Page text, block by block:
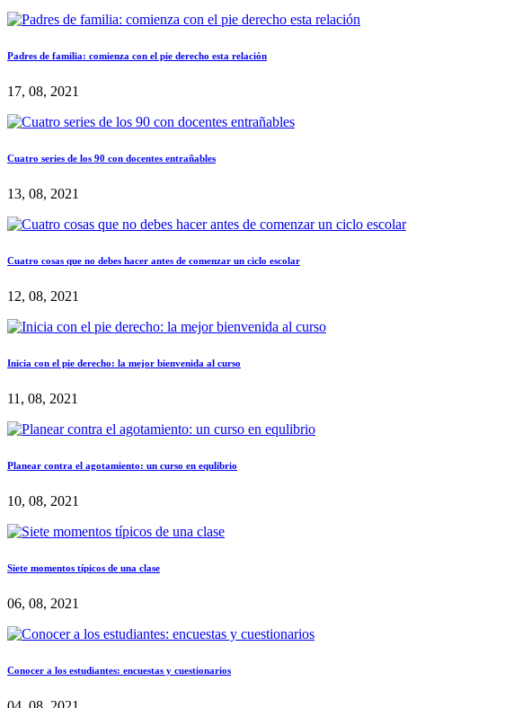
Padres de familia: comienza con el pie derecho esta relación
17, 08, 2021
Cuatro series de los 90 con docentes entrañables
13, 08, 2021
Cuatro cosas que no debes hacer antes de comenzar un ciclo escolar
12, 08, 2021
Inicia con el pie derecho: la mejor bienvenida al curso
11, 08, 2021
Planear contra el agotamiento: un curso en equlibrio
10, 08, 2021
Siete momentos típicos de una clase
06, 08, 2021
Conocer a los estudiantes: encuestas y cuestionarios